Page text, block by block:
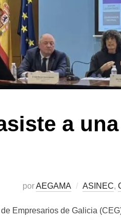
a
porAEGAMA ASINEC,
Empresarios de Galicia